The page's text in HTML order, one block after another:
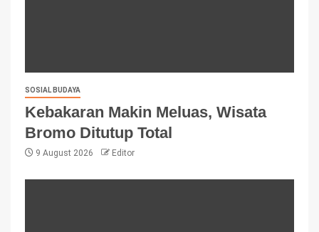
SOSIAL BUDAYA
Kebakaran Makin Meluas, Wisata
Bromo Ditutup Total
9 August 2026 Editor